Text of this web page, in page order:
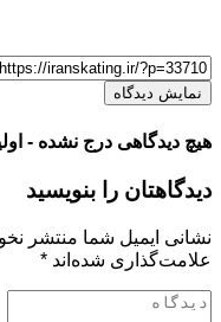
نمایش دیدگاه
هیچ دیدگاهی درج نشده -
دیدگاهتان را بنویسید
نشانی ایمیل شما منتشر
علامت‌گذاری شده‌اند *